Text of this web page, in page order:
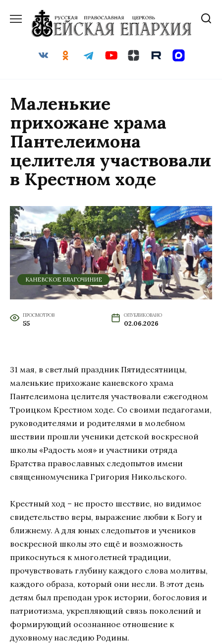
содержанию
Маленькие
прихожане храма
Пантелеимона
целителя участвовали
в Крестном ходе
КАНЕВСКОЕ БЛАГОЧИНИЕ
ПРОСМОТРОВ
55
ОПУБЛИКОВАНО
02.06.2026
31 мая, в светлый праздник Пятидесятницы,
маленькие прихожане каневского храма
Пантелеимона целителя участвовали ежегодном
Троицком Крестном ходе. Со своими педагогами,
руководителями и родителями в молебном
шествии прошли ученики детской воскресной
школы «Радость моя» и участники отряда
Братства православных следопытов имени
священномученика Григория Никольского.
Крестный ход – не просто шествие, но видимое
свидетельство веры, выражение любви к Богу и
ближнему. А для юных следопытов и учеников
воскресной школы это ещё и возможность
прикоснуться к многолетней традиции,
прочувствовать глубину каждого слова молитвы,
каждого образа, который они несли. В этот день
детям был преподан урок истории, богословия и
патриотизма, укрепляющий связь поколений и
формирующий осознанное отношение к
духовному наследию Родины.